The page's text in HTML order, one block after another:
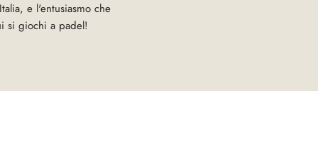
e l'entusiasmo che
si giochi a padel!